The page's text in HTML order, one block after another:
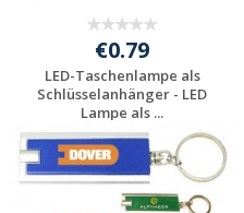
€0.79
LED-Taschenlampe als
Schlüsselanhänger - LED
Lampe als ...
Preis unverbindlich
anfragen